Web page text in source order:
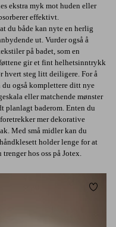
ekstra myk mot huden eller
effektivt.
du både kan nyte en herlig
ut. Vurder også å
på badet, som en
gir et fint helhetsinntrykk
hvert steg litt deiligere. For å
også komplettere ditt nye
eller matchende mønster
planlagt baderom. Enten du
mer dekorative
Med små midler kan du
holder lenge for at
hos oss på Jotex.
Legg